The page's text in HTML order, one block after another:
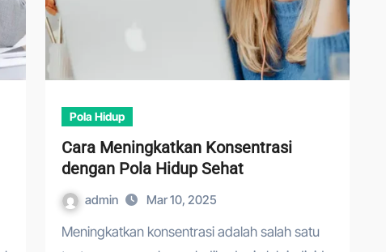
Pola Hidup
Cara Meningkatkan Konsentrasi
dengan Pola Hidup Sehat
admin Mar 10, 2025
Meningkatkan konsentrasi adalah salah satu